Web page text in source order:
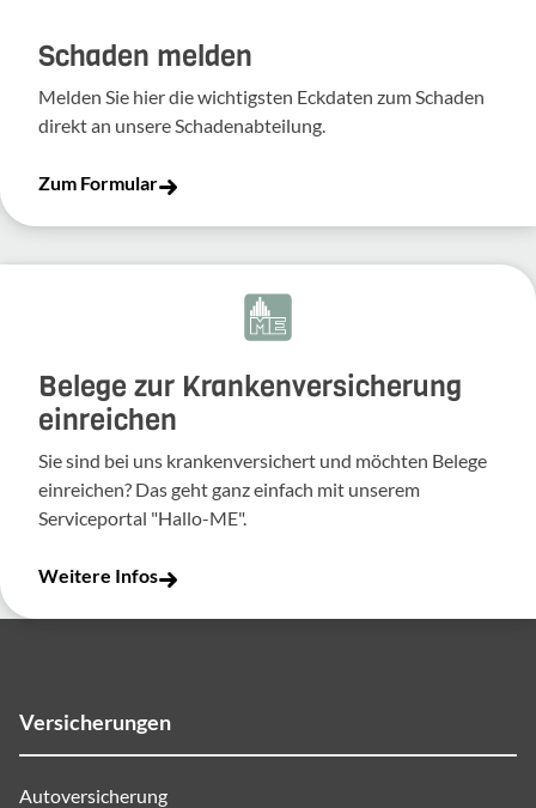
Schaden melden
Melden Sie hier die wich­tigsten Eckdaten zum Schaden
direkt an unsere Scha­den­ab­tei­lung.
Zum Formular
Belege zur Krankenversicherung
einreichen
Sie sind bei uns krankenversichert und möchten Belege
einreichen? Das geht ganz einfach mit unserem
Serviceportal "Hallo-ME".
Weitere Infos
Versicherungen
Autoversicherung